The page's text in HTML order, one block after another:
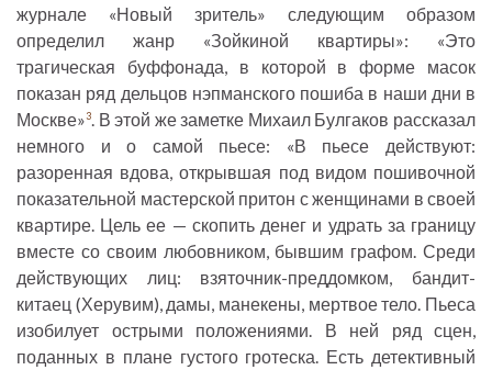
журнале «Новый зритель» следующим образом
определил жанр «Зойкиной квартиры»: «Это
трагическая буффонада, в которой в форме масок
показан ряд дельцов нэпманского пошиба в наши дни в
Москве»3. В этой же заметке Михаил Булгаков рассказал
немного и о самой пьесе: «В пьесе действуют:
разоренная вдова, открывшая под видом пошивочной
показательной мастерской притон с женщинами в своей
квартире. Цель ее — скопить денег и удрать за границу
вместе со своим любовником, бывшим графом. Среди
действующих лиц: взяточник-преддомком, бандит-
китаец (Херувим), дамы, манекены, мертвое тело. Пьеса
изобилует острыми положениями. В ней ряд сцен,
поданных в плане густого гротеска. Есть детективный